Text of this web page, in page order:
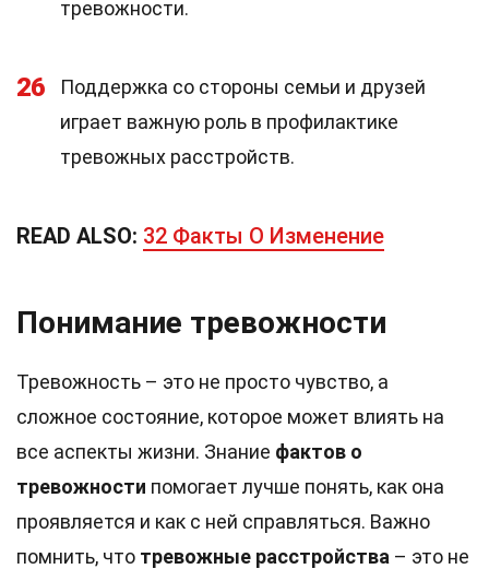
тревожности.
26
Поддержка со стороны семьи и друзей
играет важную роль в профилактике
тревожных расстройств.
READ ALSO: 32 Факты О Изменение
Понимание тревожности
Тревожность – это не просто чувство, а
сложное состояние, которое может влиять на
все аспекты жизни. Знание фактов о
тревожности помогает лучше понять, как она
проявляется и как с ней справляться. Важно
помнить, что тревожные расстройства – это не